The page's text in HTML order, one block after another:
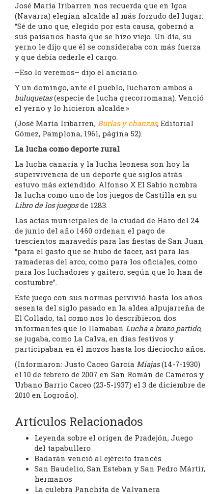
José María Iribarren nos recuerda que en Igoa
(Navarra) elegían alcalde al más forzudo del lugar:
“Sé de uno que, elegido por esta causa, gobernó a
sus paisanos hasta que se hizo viejo. Un día, su
yerno le dijo que él se consideraba con más fuerza
y que debía cederle el cargo.
–Eso lo veremos– dijo el anciano.
Y un domingo, ante el pueblo, lucharon ambos a
buluquetas(especie de lucha grecorromana). Venció
el yerno y lo hicieron alcalde.»
(José María Iribarren, Burlas y chanzas, Editorial
Gómez, Pamplona, 1961, página 52).
La lucha como deporte rural
La lucha canaria y la lucha leonesa son hoy la
supervivencia de un deporte que siglos atrás
estuvo más extendido. Alfonso X El Sabio nombra
la lucha como uno de los juegos de Castilla en su
Libro de los juegosde 1283.
Las actas municipales de la ciudad de Haro del 24
de junio del año 1460 ordenan el pago de
trescientos maravedís para las fiestas de San Juan
“para el gasto que se hubo de facer, así para las
ramaderas del arco, como para los oficiales, como
para los luchadores y gaitero, según que lo han de
costumbre”.
Este juego con sus normas pervivió hasta los años
sesenta del siglo pasado en la aldea alpujarreña de
El Collado, tal como nos lo describieron dos
informantes que lo llamaban Lucha a brazo partido,
se jugaba, como La Calva, en días festivos y
participaban en él mozos hasta los dieciocho años.
(Informaron: Justo Caceo García Miajas(14-7-1930)
el 10 de febrero de 2007 en San Román de Cameros y
Urbano Barrio Caceo (23-5-1937) el 3 de diciembre de
2010 en Logroño).
Artículos Relacionados
Leyenda sobre el origen de Pradejón, Juego
del tapabullero
Badarán venció al ejército francés
San Baudelio, San Esteban y San Pedro Mártir,
hermanos
La culebra Panchita de Valvanera